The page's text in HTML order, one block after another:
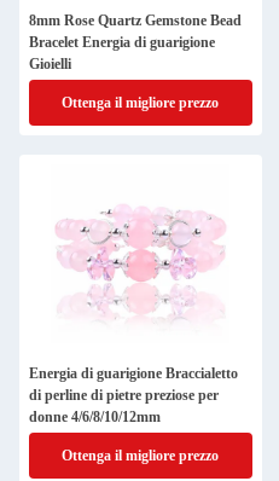
8mm Rose Quartz Gemstone Bead
Bracelet Energia di guarigione
Gioielli
Ottenga il migliore prezzo
Energia di guarigione Braccialetto
di perline di pietre preziose per
donne 4/6/8/10/12mm
Ottenga il migliore prezzo